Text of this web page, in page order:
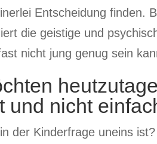
Entscheidung finden.
die geistige und
nicht jung genug sein
und nicht
der Kinderfrage uneins